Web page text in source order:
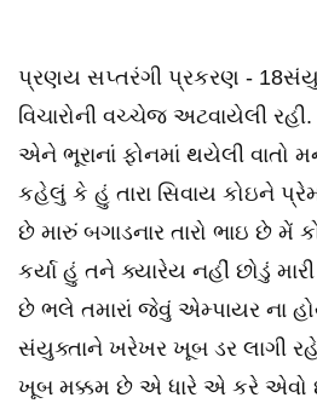
પ્રણય સપ્તરંગી પ્રકરણ -
વિચારોની વચ્ચેજ અટવાયેલી
એને ભૂરાનાં ફોનમાં થયેલી
કહેલું કે હું તારા સિવાય કોઇને
છે મારું બગાડનાર તારો ભાઇ છે મેં
કર્યા હું તને ક્યારેય નહીં છોડું
છે ભલે તમારાં જેવું એમ્પાયર ના
સંયુક્તાને ખરેખર ખૂબ ડર લાગી
ખૂબ મક્કમ છે એ ધારે એ કરે